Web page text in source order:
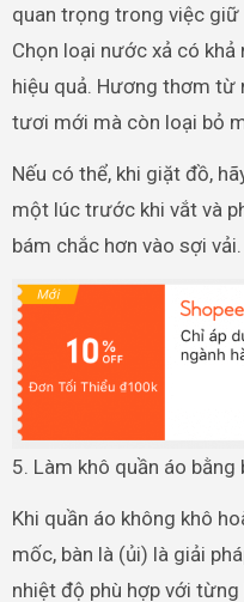
quan trọng trong việc
Chọn loại nước xả có
hiệu quả. Hương thơm từ
tươi mới mà còn loại bỏ
Nếu có thể, khi giặt đồ,
một lúc trước khi vắt và
bám chắc hơn vào sợi vải.
5. Làm khô quần áo bằng
Khi quần áo không khô
mốc, bàn là (ủi) là giải
nhiệt độ phù hợp với